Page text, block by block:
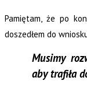
Pamiętam, że po
doszedłem do
Musimy
aby trafiła